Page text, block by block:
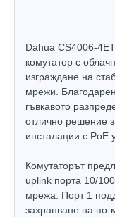
Dahua CS4006-
комутатор с
изграждане на
мрежи.
гъвкавото
отлично решение
инсталации с PoE
Комутаторът
uplink порта 10/
мрежа. Порт 1
захранване на по-